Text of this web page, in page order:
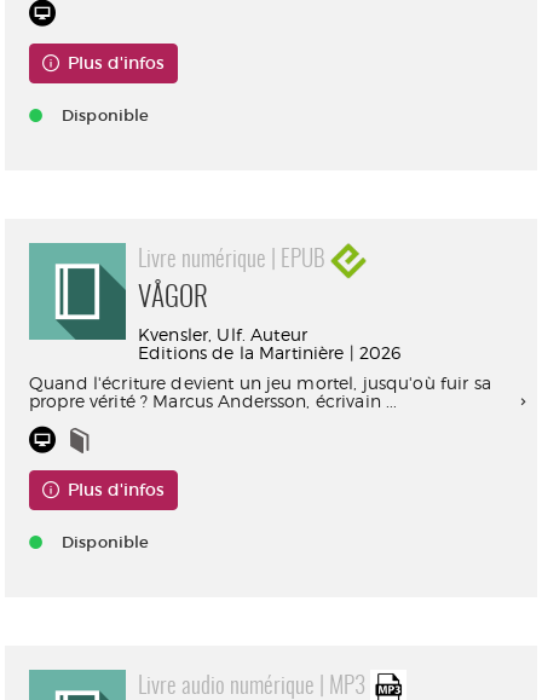
Plus d'infos
Disponible
Livre numérique | EPUB
VÅGOR
Kvensler, Ulf. Auteur
Editions de la Martinière | 2026
Quand l'écriture devient un jeu mortel, jusqu'où fuir sa
propre vérité ? Marcus Andersson, écrivain ...
Plus d'infos
Disponible
Livre audio numérique | MP3